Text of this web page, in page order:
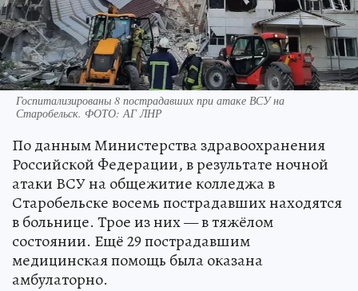
Госпитализированы 8 пострадавших при атаке ВСУ на
Старобельск. ФОТО: АГ ЛНР
По данным Министерства здравоохранения
Российской Федерации, в результате ночной
атаки ВСУ на общежитие колледжа в
Старобельске восемь пострадавших находятся
в больнице. Трое из них — в тяжёлом
состоянии. Ещё 29 пострадавшим
медицинская помощь была оказана
амбулаторно.